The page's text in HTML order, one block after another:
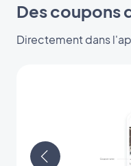
Des coupons
Directement dans